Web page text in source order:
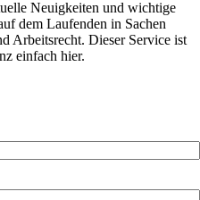
Neuigkeiten und wichtige
dem Laufenden in Sachen
Arbeitsrecht. Dieser Service ist
einfach hier.